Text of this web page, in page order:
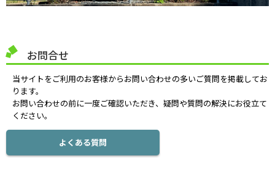
お問合せ
当サイトをご利用のお客様からお問い合わせの多いご質問を掲載してお
ります。
お問い合わせの前に一度ご確認いただき、疑問や質問の解決にお役立て
ください。
よくある質問